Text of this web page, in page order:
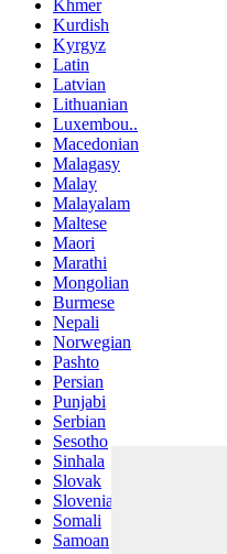
Khmer
Kurdish
Kyrgyz
Latin
Latvian
Lithuanian
Luxembou..
Macedonian
Malagasy
Malay
Malayalam
Maltese
Maori
Marathi
Mongolian
Burmese
Nepali
Norwegian
Pashto
Persian
Punjabi
Serbian
Sesotho
Sinhala
Slovak
Slovenian
Somali
Samoan